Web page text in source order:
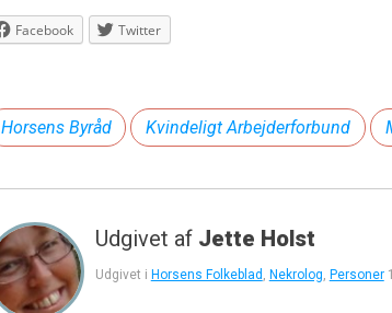
Facebook Twitter
Horsens Byråd Kvindeligt Arbejderforbund
Udgivet af Jette Holst
Udgivet i Horsens Folkeblad , Nekrolog, Personer